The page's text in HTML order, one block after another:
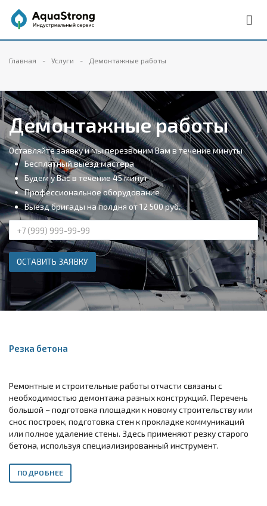
Главная Услуги Демонтажные работы
Демонтажные работы
Оставляйте заявку и мы перезвоним Вам в течение минуты
Бесплатный выезд мастера
Будем у Вас в течение 45 минут
Профессиональное оборудование
Выезд бригады на полдня от 12 500 руб.
ОСТАВИТЬ ЗАЯВКУ
Резка бетона
Ремонтные и строительные работы отчасти связаны с
необходимостью демонтажа разных конструкций. Перечень
большой – подготовка площадки к новому строительству или
снос построек, подготовка стен к прокладке коммуникаций
или полное удаление стены. Здесь применяют резку старого
бетона, используя специализированный инструмент.
ПОДРОБНЕЕ